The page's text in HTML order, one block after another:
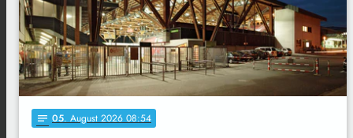
notes 05. August 2026 08:54